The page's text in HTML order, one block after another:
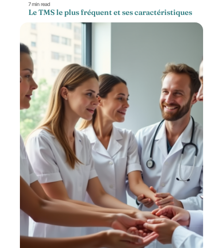
7 min read
Le TMS le plus fréquent et ses caractéristiques